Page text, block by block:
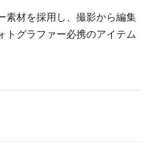
素材を採用し、撮影から編集
トグラファー必携のアイテム